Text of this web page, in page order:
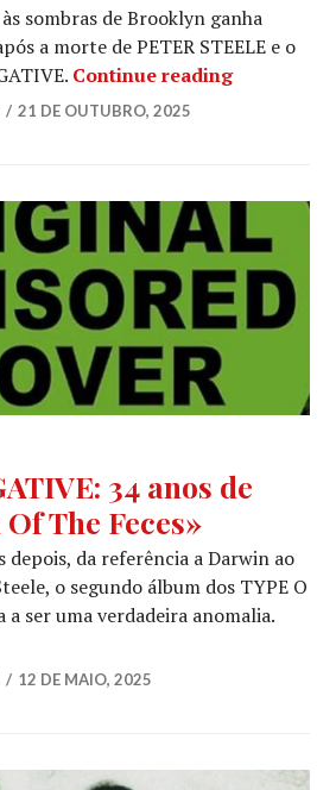
sombras de Brooklyn ganha
a morte de PETER STEELE e o
Continue readingTYPE O
21 DE OUTUBRO, 2025
34 anos de
The Feces»
depois, da referência a Darwin ao
o segundo álbum dos TYPE O
ser uma verdadeira anomalia.
O NEGATIVE: 34 anos de
12 DE MAIO, 2025